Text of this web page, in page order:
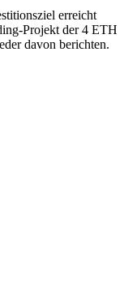
erreicht
Projekt der 4 ETH
davon berichten.